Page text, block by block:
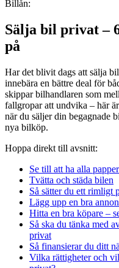
Billån:
Sälja bil privat –
på
Har det blivit dags att sälja
innebära en bättre deal för
skippar bilhandlaren som
fallgropar att undvika – här
när du säljer din begagnade
nya bilköp.
Hoppa direkt till avsnitt:
Se till att ha alla
Tvätta och städa bilen
Så sätter du ett rimligt
Lägg upp en bra
Hitta en bra köpare –
Så ska du tänka med
privat
Så finansierar du ditt
Vilka rättigheter och